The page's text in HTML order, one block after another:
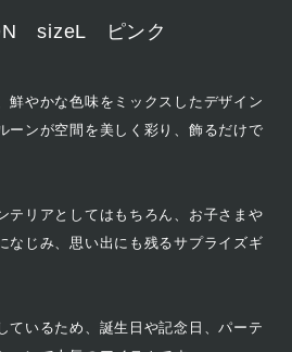
sizeL ピンク
鮮やかな色味をミックスしたデザイン
ーンが空間を美しく彩り、飾るだけで
テリアとしてはもちろん、お子さまや
なじみ、思い出にも残るサプライズギ
ているため、誕生日や記念日、パーテ